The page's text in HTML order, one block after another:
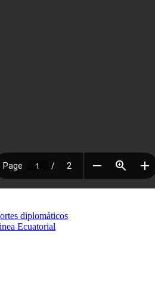
diplomáticos
Ecuatorial